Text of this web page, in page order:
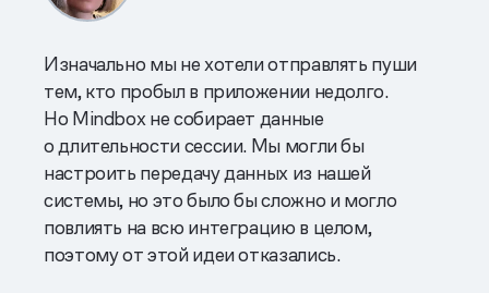
Изначально мы не хотели отправлять пуши
тем, кто пробыл в приложении недолго.
Но Mindbox не собирает данные
о длительности сессии. Мы могли бы
настроить передачу данных из нашей
системы, но это было бы сложно и могло
повлиять на всю интеграцию в целом,
поэтому от этой идеи отказались.